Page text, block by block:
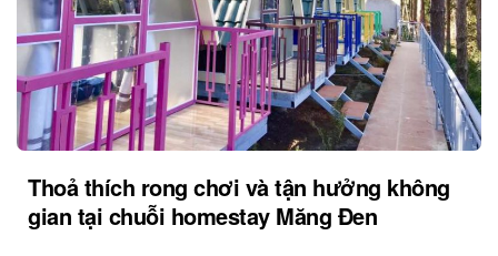
Thoả thích rong chơi và tận hưởng không
gian tại chuỗi homestay Măng Đen